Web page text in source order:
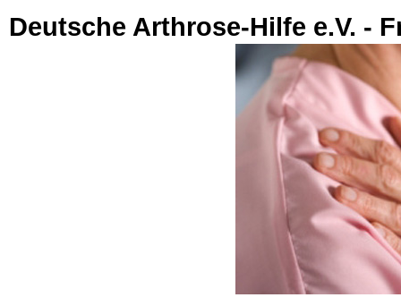
Deutsche Arthrose-Hilfe e.V. -